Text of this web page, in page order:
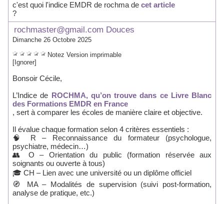
c'est quoi l'indice EMDR de rochma de cet article
?
rochmaster@gmail.com Douces
Dimanche 26 Octobre 2025
Notez Version imprimable
[Ignorer]
Bonsoir Cécile,
L’Indice de ROCHMA, qu’on trouve dans ce Livre Blanc
des Formations EMDR en France
, sert à comparer les écoles de manière claire et objective.
Il évalue chaque formation selon 4 critères essentiels :
🧠 R – Reconnaissance du formateur (psychologue,
psychiatre, médecin…)
👥 O – Orientation du public (formation réservée aux
soignants ou ouverte à tous)
🎓 CH – Lien avec une université ou un diplôme officiel
🧭 MA – Modalités de supervision (suivi post-formation,
analyse de pratique, etc.)